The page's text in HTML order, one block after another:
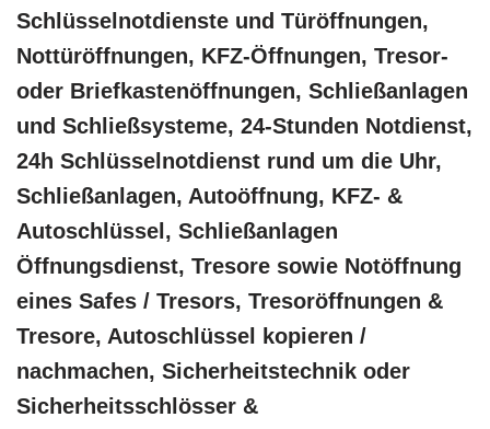
Schlüsselnotdienste und Türöffnungen,
Nottüröffnungen, KFZ-Öffnungen, Tresor-
oder Briefkastenöffnungen, Schließanlagen
und Schließsysteme, 24-Stunden Notdienst,
24h Schlüsselnotdienst rund um die Uhr,
Schließanlagen, Autoöffnung, KFZ- &
Autoschlüssel, Schließanlagen
Öffnungsdienst, Tresore sowie Notöffnung
eines Safes / Tresors, Tresoröffnungen &
Tresore, Autoschlüssel kopieren /
nachmachen, Sicherheitstechnik oder
Sicherheitsschlösser &